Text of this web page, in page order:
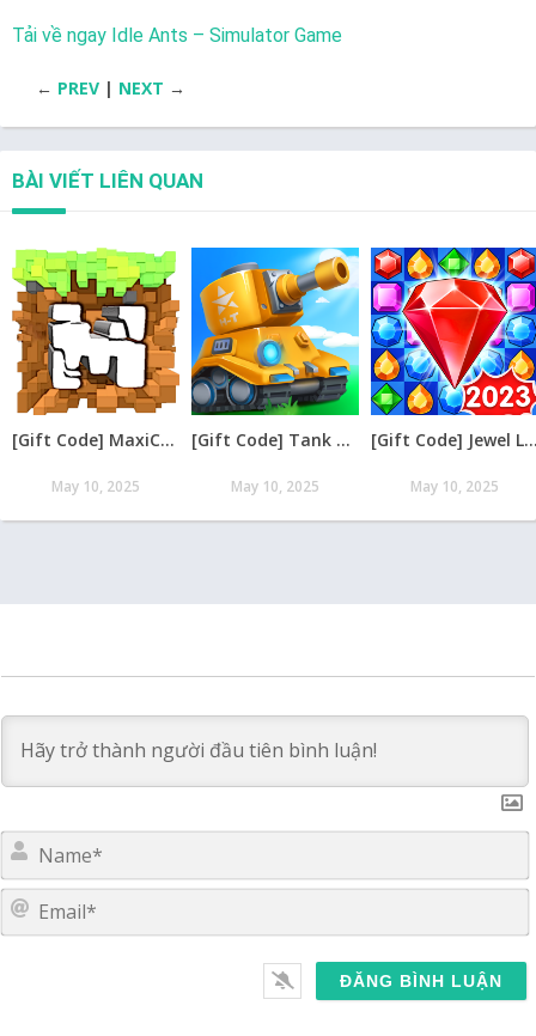
Tải về ngay Idle Ants – Simulator Game
← PREV | NEXT →
BÀI VIẾT LIÊN QUAN
[Gift Code] MaxiCraft Adventure Time mới nhất 08/2026
May 10, 2025
[Gift Code] Tank Raid: Epic Tank War Games mới nhất 08/2026
May 10, 2025
[Gift Code] Jewel Legend – Xếp
May 10, 2025